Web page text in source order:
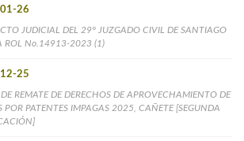
26
JUDICIAL DEL 29° JUZGADO CIVIL DE SANTIAGO
ROL No.14913-2023 (1)
25
REMATE DE DERECHOS DE APROVECHAMIENTO DE
POR PATENTES IMPAGAS 2025, CAÑETE [SEGUNDA